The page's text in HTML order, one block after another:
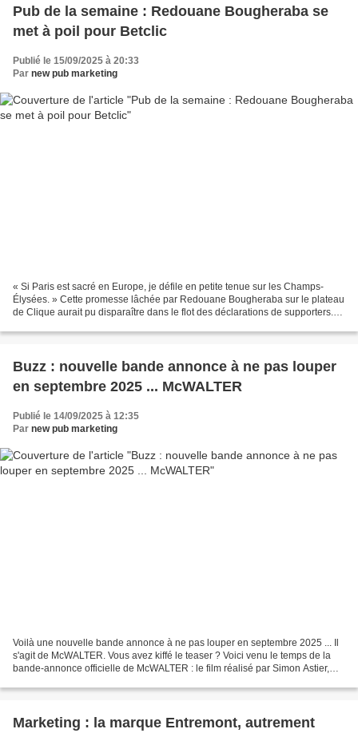
Pub de la semaine : Redouane Bougheraba se
met à poil pour Betclic
Publié le 15/09/2025 à 20:33
Par new pub marketing
« Si Paris est sacré en Europe, je défile en petite tenue sur les Champs-
Élysées. » Cette promesse lâchée par Redouane Bougheraba sur le plateau
de Clique aurait pu disparaître dans le flot des déclarations de supporters.
Buzz : nouvelle bande annonce à ne pas louper
en septembre 2025 ... McWALTER
Publié le 14/09/2025 à 12:35
Par new pub marketing
Voilà une nouvelle bande annonce à ne pas louper en septembre 2025 ... Il
s'agit de McWALTER. Vous avez kiffé le teaser ? Voici venu le temps de la
bande-annonce officielle de McWALTER : le film réalisé par Simon Astier,
Marketing : la marque Entremont, autrement